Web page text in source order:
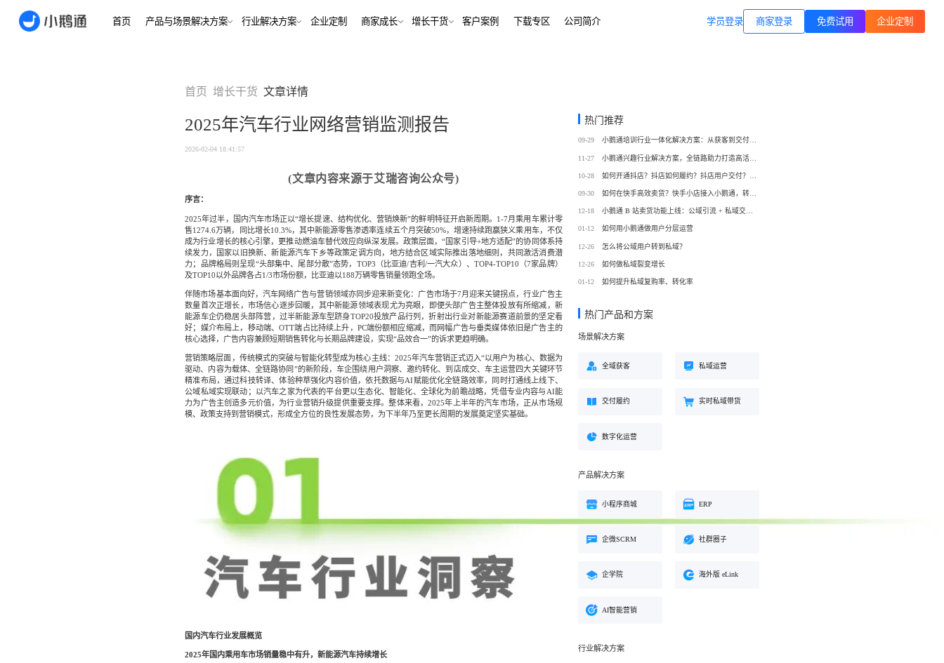
首页 产品与场景解决方案
全域获客
打通视频号抖音快手工具，流量沉
转、一站式解决方案
实时私域带货
经营全链路数据洞察，公域私域打
产品
全行业全场景私域开店解决方案 针对私域运营的一站式供应链解决
方案
深度链接粉丝，高品质社群运营
企业培训系统，员工培训、考试全
场景解决方案
适配出海场景的全新产品，实现海
AI智能营销
行业解决方案
金融/财经行业
合规、转化、AI+——12000+金融
客户的共同选择
培训机构私域销转一站式解决方案
内容交付、用户留存、复购裂变全
支持
考公考研、专升本、出国留学等一
心理疗愈
连锁心理机构的私域获客、标准化
交付与用户留存、多门店管理工具
早教启蒙
打通招生-营期-家校链路闭环，实现
长期增长
美业连锁
9 年深耕，为美业定义实时互动私
域新标准
企业服务
企业服务私域营销解决方案，提供
稳定运营工具
为政府机构、事业单位、央国企等
提供数字化解决方案
社区团购
社区团购”新生态模式”，打破传统
经营难题
私域电商系统，全链路私域增长解
决方案
加盟培育、连锁门店管理、企业商
服装行业 心理机构
付与用户留存一站式解决方案
企业定制 商家成长
帮助中心
增长干货 客户案例 公司简介 学员登录 商家登录
首页 增长干货 文章详情
2025年汽车行业网络营销监测报告
2026-02-04 18:41:57
(文章内容来源于艾瑞咨询公众号)
序言：
2025年过半，国内汽车市场正以“增长提速、结构优化、营销焕新”的鲜明特征开启新周期。1-7月乘用车累计零
售1274.6万辆，同比增长10.3%，其中新能源零售渗透率连续五个月突破50%，增速持续跑赢狭义乘用车，不仅
成为行业增长的核心引擎，更推动燃油车替代效应向纵深发展。政策层面，“国家引导+地方适配”的协同体系持
续发力，国家以旧换新、新能源汽车下乡等政策定调方向，地方结合区域实际推出落地细则，共同激活消费潜
力；品牌格局则呈现“头部集中、尾部分散”态势，TOP3（比亚迪/吉利/一汽大众）、TOP4-TOP10（7家品牌）
及TOP10以外品牌各占1/3市场份额，比亚迪以188万辆零售销量领跑全场。
伴随市场基本面向好，汽车网络广告与营销领域亦同步迎来新变化：广告市场于7月迎来关键拐点，行业广告主
数量首次正增长，市场信心逐步回暖，其中新能源领域表现尤为亮眼，即便头部广告主整体投放有所缩减，新
能源车企仍稳居头部阵营，过半新能源车型跻身TOP20投放产品行列，折射出行业对新能源赛道前景的坚定看
好；媒介布局上，移动端、OTT端占比持续上升，PC端份额相应缩减，而网幅广告与垂类媒体依旧是广告主的
核心选择，广告内容兼顾短期销售转化与长期品牌建设，实现“品效合一”的诉求更趋明确。
营销策略层面，传统模式的突破与智能化转型成为核心主线：2025年汽车营销正式迈入“以用户为核心、数据为
驱动、内容为载体、全链路协同”的新阶段，车企围绕用户洞察、邀约转化、到店成交、车主运营四大关键环节
精准布局，通过科技转译、体验种草强化内容价值，依托数据与AI赋能优化全链路效率，同时打通线上线下、
公域私域实现联动；以汽车之家为代表的平台更以生态化、智能化、全球化为前瞻战略，凭借专业内容与AI能
力为广告主创造多元价值，为行业营销升级提供重要支撑。整体来看，2025年上半年的汽车市场，正从市场规
模、政策支持到营销模式，形成全方位的良性发展态势，为下半年乃至更长周期的发展奠定坚实基础。
国内汽车行业发展概览
2025年国内乘用车市场销量稳中有升，新能源汽车持续增长
热门推荐
09-29 小鹅通培训行业一体化解决方案：从获客到交付，帮你打通增长全链路！
11-27
10-28
09-30
12-18
01-12 如何用小鹅通做用户分层运营
12-26 怎么将公域用户转到私域？
12-26 如何做私域裂变增长
01-12 如何提升私域复购率、转化率
热门产品和方案
场景解决方案
全域获客 私域运营
交付履约 实时私域带货
数字化运营
产品解决方案
小程序商城 ERP
企微SCRM 社群圈子
企学院 海外版 eLink
AI智能营销
行业解决方案